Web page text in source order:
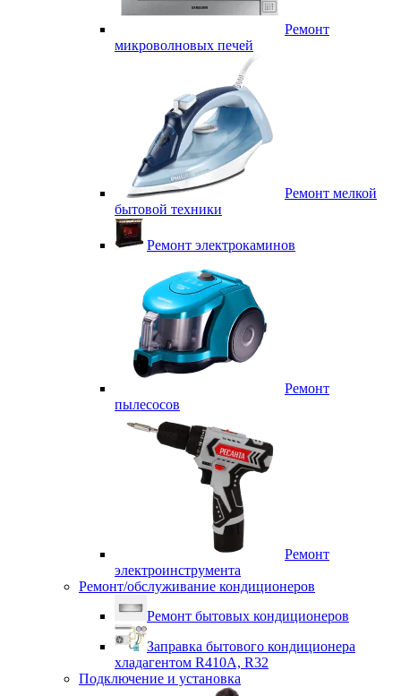
Ремонт
микроволновых печей
Ремонт мелкой
бытовой техники
Ремонт электрокаминов
Ремонт
пылесосов
Ремонт
электроинструмента
Ремонт/обслуживание кондиционеров
Ремонт бытовых кондиционеров
Заправка бытового кондиционера
хладагентом R410A, R32
Подключение и установка